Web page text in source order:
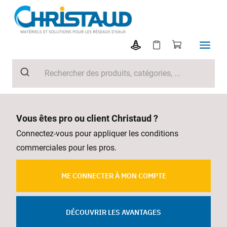
Vous êtes pro ou client Christaud ?
Connectez-vous pour appliquer les conditions
commerciales pour les pros.
ME CONNECTER À MON COMPTE
DÉCOUVRIR LES AVANTAGES